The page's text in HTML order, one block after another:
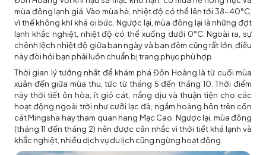
mùa đông lạnh giá. Vào mùa hè, nhiệt độ có thể lên tới 38-40°C,
vì thế không khí khá oi bức. Ngược lại, mùa đông lại là những đợt
lạnh khắc nghiệt, nhiệt độ có thể xuống dưới 0°C. Ngoài ra, sự
chênh lệch nhiệt độ giữa ban ngày và ban đêm cũng rất lớn, điều
này đòi hỏi bạn phải luôn chuẩn bị trang phục phù hợp.
Thời gian lý tưởng nhất để khám phá Đôn Hoàng là từ cuối mùa
xuân đến giữa mùa thu, tức từ tháng 5 đến tháng 10. Thời điểm
này thời tiết ôn hòa, ít gió cát, nắng dịu và thuận tiện cho các
hoạt động ngoài trời như cưỡi lạc đà, ngắm hoàng hôn trên cồn
cát Mingsha hay tham quan hang Mạc Cao. Ngược lại, mùa đông
(tháng 11 đến tháng 2) nên được cân nhắc vì thời tiết khá lạnh và
khắc nghiệt, nhiều dịch vụ du lịch cũng ngừng hoạt động.